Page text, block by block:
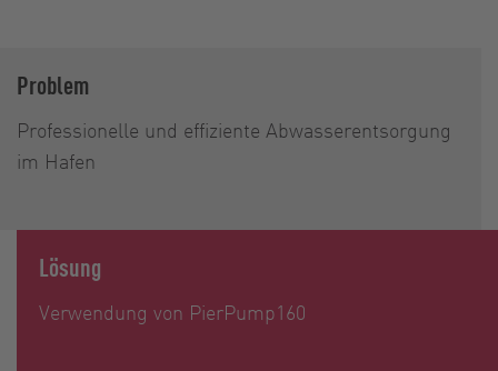
Problem
Professionelle und effiziente Abwasserentsorgung
im Hafen
Lösung
Verwendung von PierPump160